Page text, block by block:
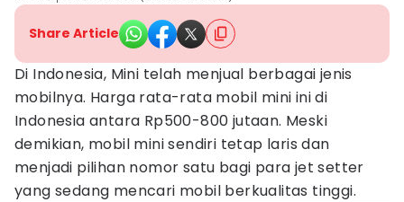
Share Article
Di Indonesia, Mini telah menjual berbagai jenis
mobilnya. Harga rata-rata mobil mini ini di
Indonesia antara Rp500-800 jutaan. Meski
demikian, mobil mini sendiri tetap laris dan
menjadi pilihan nomor satu bagi para jet setter
yang sedang mencari mobil berkualitas tinggi.